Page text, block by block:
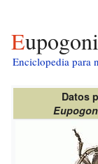
Enciclopedia para
Datos